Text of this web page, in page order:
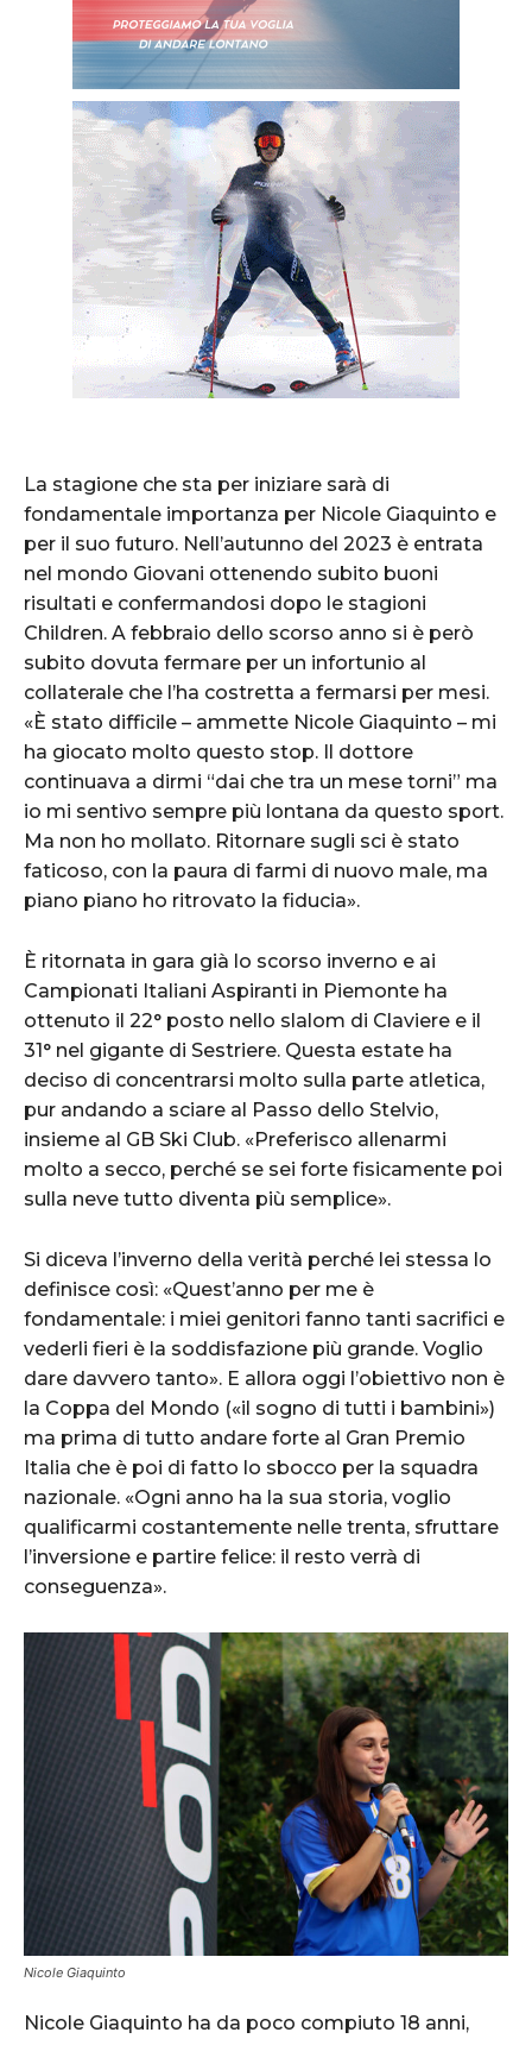
La stagione che sta per iniziare sarà di
fondamentale importanza per Nicole Giaquinto e
per il suo futuro. Nell’autunno del 2023 è entrata
nel mondo Giovani ottenendo subito buoni
risultati e confermandosi dopo le stagioni
Children. A febbraio dello scorso anno si è però
subito dovuta fermare per un infortunio al
collaterale che l’ha costretta a fermarsi per mesi.
«È stato difficile – ammette Nicole Giaquinto – mi
ha giocato molto questo stop. Il dottore
continuava a dirmi “dai che tra un mese torni” ma
io mi sentivo sempre più lontana da questo sport.
Ma non ho mollato. Ritornare sugli sci è stato
faticoso, con la paura di farmi di nuovo male, ma
piano piano ho ritrovato la fiducia».
È ritornata in gara già lo scorso inverno e ai
Campionati Italiani Aspiranti in Piemonte ha
ottenuto il 22° posto nello slalom di Claviere e il
31° nel gigante di Sestriere. Questa estate ha
deciso di concentrarsi molto sulla parte atletica,
pur andando a sciare al Passo dello Stelvio,
insieme al GB Ski Club. «Preferisco allenarmi
molto a secco, perché se sei forte fisicamente poi
sulla neve tutto diventa più semplice».
Si diceva l’inverno della verità perché lei stessa lo
definisce così: «Quest’anno per me è
fondamentale: i miei genitori fanno tanti sacrifici e
vederli fieri è la soddisfazione più grande. Voglio
dare davvero tanto». E allora oggi l’obiettivo non è
la Coppa del Mondo («il sogno di tutti i bambini»)
ma prima di tutto andare forte al Gran Premio
Italia che è poi di fatto lo sbocco per la squadra
nazionale. «Ogni anno ha la sua storia, voglio
qualificarmi costantemente nelle trenta, sfruttare
l’inversione e partire felice: il resto verrà di
conseguenza».
Nicole Giaquinto
Nicole Giaquinto ha da poco compiuto 18 anni,